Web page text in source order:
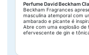
Perfume David Beckham
Beckham Fragrances
masculina atemporal com
ambarado e picante é
Abre com uma explosão
efervescente de gin e